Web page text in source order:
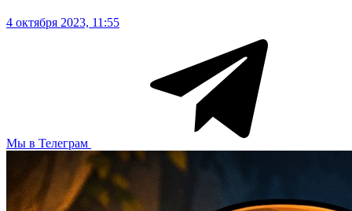
4 октября 2023, 11:55
Мы в Телеграм